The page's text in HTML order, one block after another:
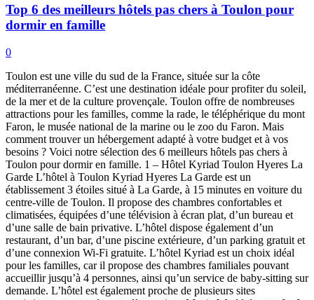
Top 6 des meilleurs hôtels pas chers à Toulon pour
dormir en famille
0
Toulon est une ville du sud de la France, située sur la côte
méditerranéenne. C’est une destination idéale pour profiter du soleil,
de la mer et de la culture provençale. Toulon offre de nombreuses
attractions pour les familles, comme la rade, le téléphérique du mont
Faron, le musée national de la marine ou le zoo du Faron. Mais
comment trouver un hébergement adapté à votre budget et à vos
besoins ? Voici notre sélection des 6 meilleurs hôtels pas chers à
Toulon pour dormir en famille. 1 – Hôtel Kyriad Toulon Hyeres La
Garde L’hôtel à Toulon Kyriad Hyeres La Garde est un
établissement 3 étoiles situé à La Garde, à 15 minutes en voiture du
centre-ville de Toulon. Il propose des chambres confortables et
climatisées, équipées d’une télévision à écran plat, d’un bureau et
d’une salle de bain privative. L’hôtel dispose également d’un
restaurant, d’un bar, d’une piscine extérieure, d’un parking gratuit et
d’une connexion Wi-Fi gratuite. L’hôtel Kyriad est un choix idéal
pour les familles, car il propose des chambres familiales pouvant
accueillir jusqu’à 4 personnes, ainsi qu’un service de baby-sitting sur
demande. L’hôtel est également proche de plusieurs sites